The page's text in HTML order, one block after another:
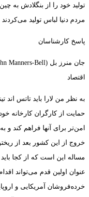
تولید خود را از بنگلادش به
مردم دنیا لباس تولید می‌کردند
پاسخ کارشناسان
اقتصاد
به نظر من لارا باید تاتس اند
حمایت از کارگران کارخانه
امن‌تر برای آنها فراهم کند
خروج از این کشور بعد از
مساله این است که از کجا
عنوان اولین قدم می‌تواند
خرده‌فروشان آمریکایی و